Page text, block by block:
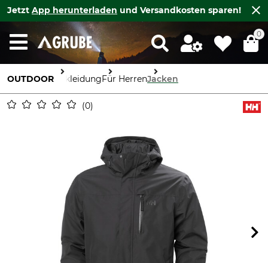
Jetzt App herunterladen und Versandkosten sparen!
0
OUTDOOR BekleidungFür HerrenJacken
0